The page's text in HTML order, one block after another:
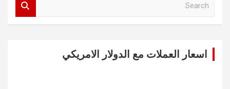
اسعار العملات مع الدولار الامريكي